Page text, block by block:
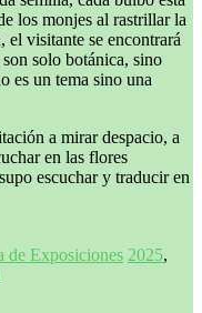
los monjes al rastrillar la
el visitante se encontrará
solo botánica, sino
es un tema sino una
a mirar despacio, a
en las flores
escuchar y traducir en
de Exposiciones 2025,